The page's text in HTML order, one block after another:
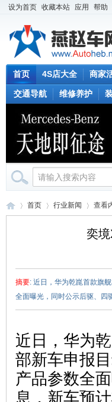
设为首页 收藏本站 应用 帮助
首页 4S店大全 商家
交通导航 维修养护
首页 行业新闻 查看
奕
摘要: 近日，华为乾崑首款旗
全面曝光，同时公示后驱、四
近日，华为
部新车申报
产品参数全
息，新车预